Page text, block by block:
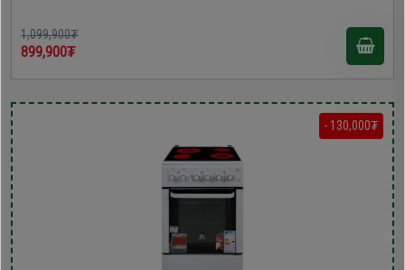
1,099,900₮
899,900₮
- 130,000₮